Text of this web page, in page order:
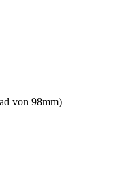
von 98mm)